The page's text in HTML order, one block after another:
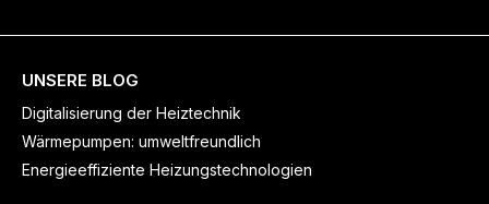
UNSERE BLOG
Digitalisierung der Heiztechnik
Wärmepumpen: umweltfreundlich
Energieeffiziente Heizungstechnologien